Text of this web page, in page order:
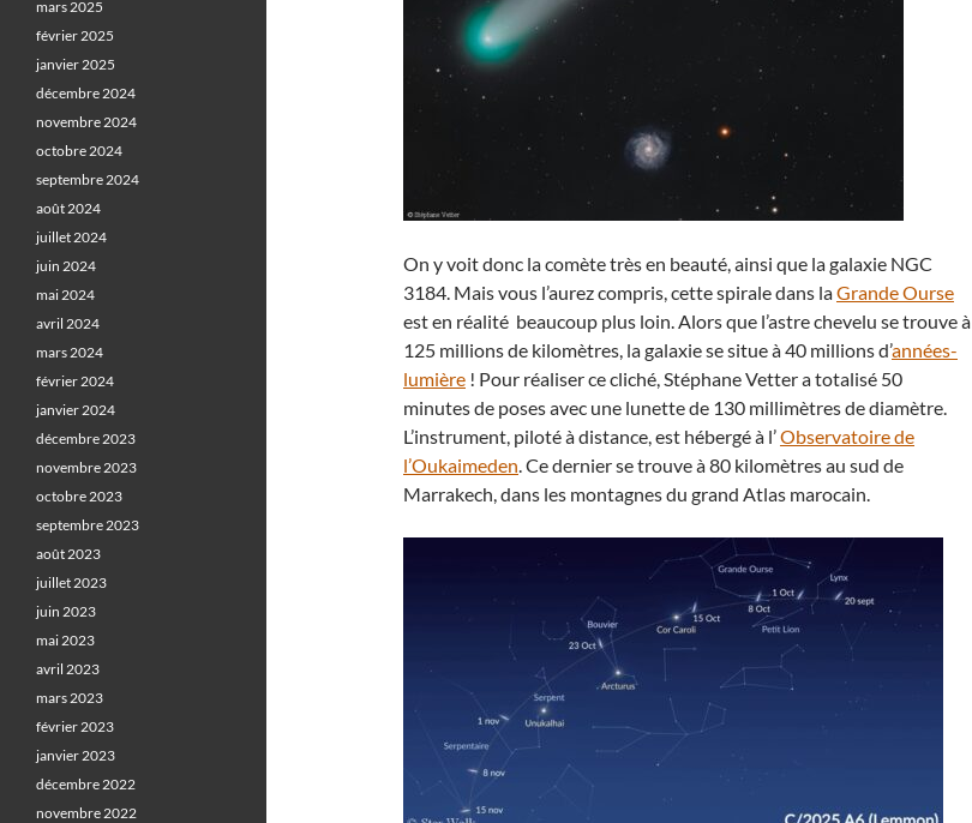
On y voit donc la comète très en beauté, ainsi que la galaxie NGC
3184. Mais vous l’aurez compris, cette spirale dans laGrande Ourse
est en réalité beaucoup plus loin. Alors que l’astre chevelu se trouve à
125 millions de kilomètres, la galaxie se situe à 40 millions d’années-
lumière ! Pour réaliser ce cliché, Stéphane Vetter a totalisé 50
minutes de poses avec une lunette de 130 millimètres de diamètre.
L’instrument, piloté à distance, est hébergé à l’Observatoire de
l’Oukaimeden. Ce dernier se trouve à 80 kilomètres au sud de
Marrakech, dans les montagnes du grand Atlas marocain.
mars 2025
février 2025
janvier 2025
décembre 2024
novembre 2024
octobre 2024
septembre 2024
août 2024
juillet 2024
juin 2024
mai 2024
avril 2024
mars 2024
février 2024
janvier 2024
décembre 2023
novembre 2023
octobre 2023
septembre 2023
août 2023
juillet 2023
juin 2023
mai 2023
avril 2023
mars 2023
février 2023
janvier 2023
décembre 2022
novembre 2022